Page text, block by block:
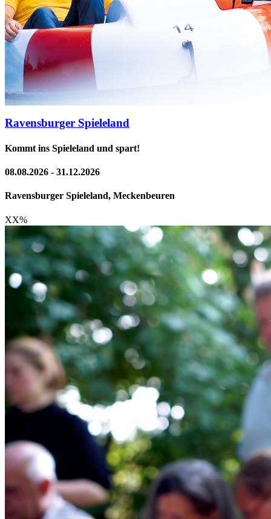
Ravensburger Spieleland
Kommt ins Spieleland und spart!
08.08.2026 - 31.12.2026
Ravensburger Spieleland, Meckenbeuren
XX%